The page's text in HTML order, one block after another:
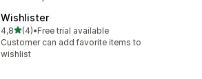
Wishlister
4,85 yıldız üzerinden
(4)
toplam 4 değerlendirme
•Free trial available
Customer can add favorite items to
wishlist